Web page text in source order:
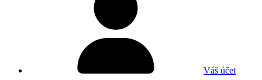
Váš účet